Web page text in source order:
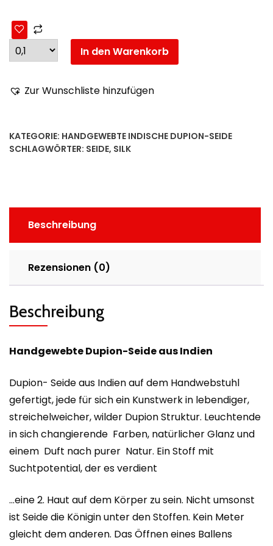
In den Warenkorb
Zur Wunschliste hinzufügen
KATEGORIE: HANDGEWEBTE INDISCHE DUPION-SEIDE
SCHLAGWÖRTER: SEIDE, SILK
Beschreibung
Rezensionen (0)
Beschreibung
Handgewebte Dupion-Seide aus Indien
Dupion- Seide aus Indien auf dem Handwebstuhl
gefertigt, jede für sich ein Kunstwerk in lebendiger,
streichelweicher, wilder Dupion Struktur. Leuchtende
in sich changierende Farben, natürlicher Glanz und
einem Duft nach purer Natur. Ein Stoff mit
Suchtpotential, der es verdient
…eine 2. Haut auf dem Körper zu sein. Nicht umsonst
ist Seide die Königin unter den Stoffen. Kein Meter
gleicht dem anderen. Das Öffnen eines Ballens